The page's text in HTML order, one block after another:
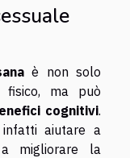
è non solo
fisico, ma può
cognitivi.
aiutare a
migliorare la